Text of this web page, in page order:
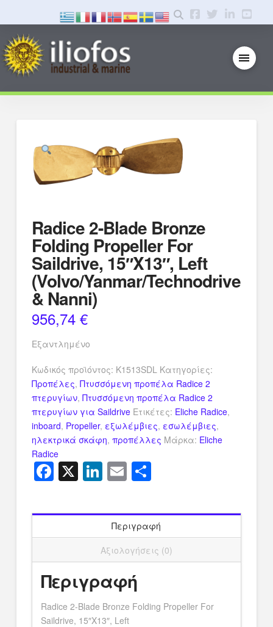
Radice 2-Blade Bronze
Folding Propeller For
Saildrive, 15″X13″, Left
(Volvo/Yanmar/Technodrive
& Nanni)
956,74 €
Εξαντλημένο
Κωδικός προϊόντος: K1513SDL Κατηγορίες:
Προπέλες, Πτυσσόμενη προπέλα Radice 2
πτερυγίων, Πτυσσόμενη προπέλα Radice 2
πτερυγίων για Saildrive Ετικέτες: Eliche Radice,
inboard, Propeller, εξωλέμβιες, εσωλέμβιες,
ηλεκτρικά σκάφη, προπέλλες Μάρκα: Eliche
Radice
Facebook
X LinkedIn
Email
Περιγραφή
Αξιολογήσεις (0)
Περιγραφή
Radice 2-Blade Bronze Folding Propeller For
Saildrive, 15″X13″, Left